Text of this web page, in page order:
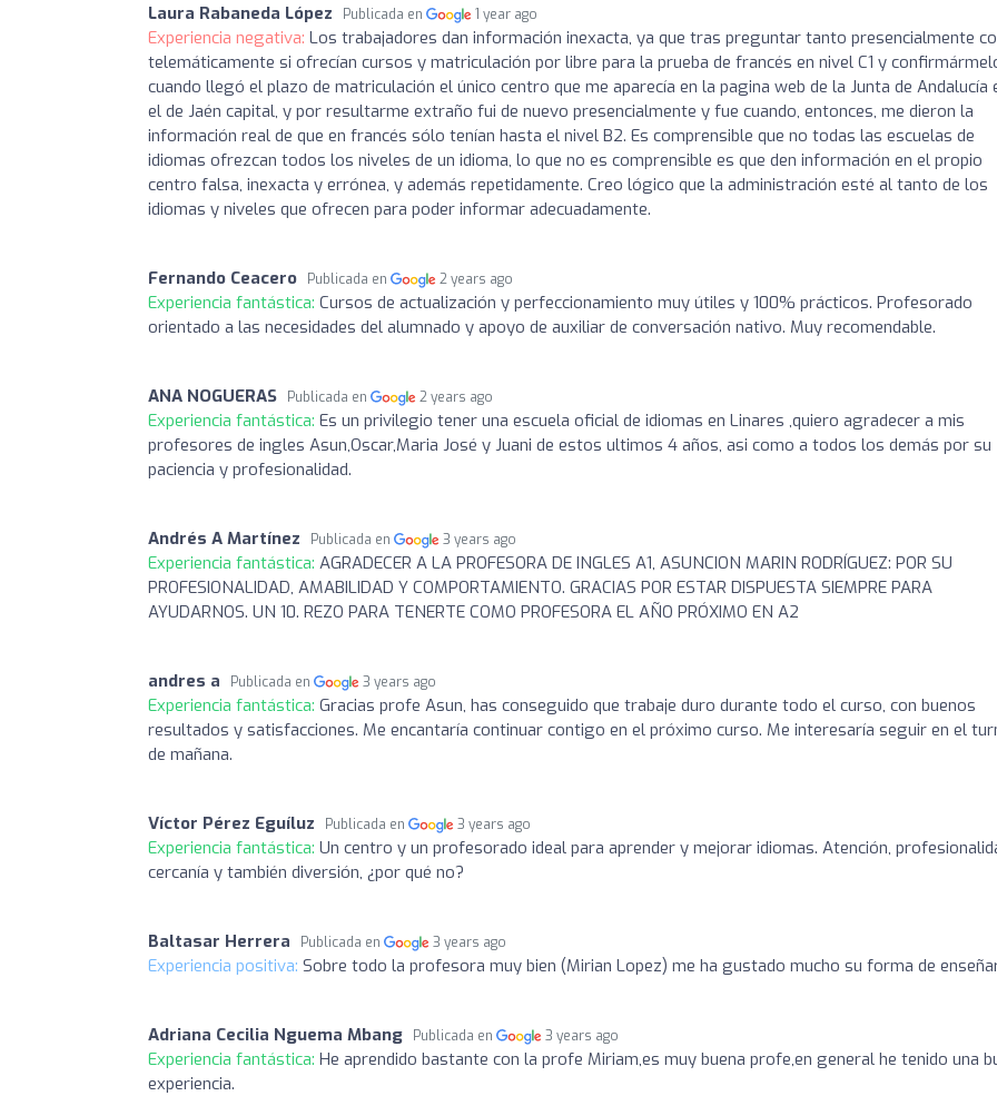
Laura Rabaneda López Publicada en 1 year ago
Experiencia negativa: Los trabajadores dan información inexacta, ya que tras preguntar tanto presencialmente
telemáticamente si ofrecían cursos y matriculación por libre para la prueba de francés en nivel C1 y
cuando llegó el plazo de matriculación el único centro que me aparecía en la pagina web de la Junta de Andalucía
el de Jaén capital, y por resultarme extraño fui de nuevo presencialmente y fue cuando, entonces, me dieron la
información real de que en francés sólo tenían hasta el nivel B2. Es comprensible que no todas las escuelas de
idiomas ofrezcan todos los niveles de un idioma, lo que no es comprensible es que den información en el propio
centro falsa, inexacta y errónea, y además repetidamente. Creo lógico que la administración esté al tanto de los
idiomas y niveles que ofrecen para poder informar adecuadamente.
Fernando Ceacero Publicada en 2 years ago
Experiencia fantástica: Cursos de actualización y perfeccionamiento muy útiles y 100% prácticos. Profesorado
orientado a las necesidades del alumnado y apoyo de auxiliar de conversación nativo. Muy recomendable.
ANA NOGUERAS Publicada en 2 years ago
Experiencia fantástica: Es un privilegio tener una escuela oficial de idiomas en Linares ,quiero agradecer a mis
profesores de ingles Asun,Oscar,Maria José y Juani de estos ultimos 4 años, asi como a todos los demás por su
paciencia y profesionalidad.
Andrés A Martínez Publicada en 3 years ago
Experiencia fantástica: AGRADECER A LA PROFESORA DE INGLES A1, ASUNCION MARIN RODRÍGUEZ: POR SU
PROFESIONALIDAD, AMABILIDAD Y COMPORTAMIENTO. GRACIAS POR ESTAR DISPUESTA SIEMPRE PARA
AYUDARNOS. UN 10. REZO PARA TENERTE COMO PROFESORA EL AÑO PRÓXIMO EN A2
andres a Publicada en 3 years ago
Experiencia fantástica: Gracias profe Asun, has conseguido que trabaje duro durante todo el curso, con buenos
resultados y satisfacciones. Me encantaría continuar contigo en el próximo curso. Me interesaría seguir en el
de mañana.
Víctor Pérez Eguíluz Publicada en 3 years ago
Experiencia fantástica: Un centro y un profesorado ideal para aprender y mejorar idiomas. Atención,
cercanía y también diversión, ¿por qué no?
Baltasar Herrera Publicada en 3 years ago
Experiencia positiva: Sobre todo la profesora muy bien (Mirian Lopez) me ha gustado mucho su forma de
Adriana Cecilia Nguema Mbang Publicada en 3 years ago
Experiencia fantástica: He aprendido bastante con la profe Miriam,es muy buena profe,en general he tenido una
experiencia.